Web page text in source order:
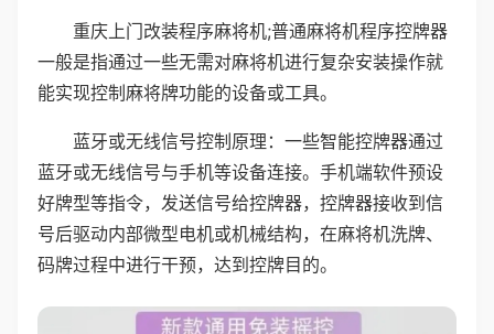
重庆上门改装程序麻将机;普通麻将机程序控牌器
一般是指通过一些无需对麻将机进行复杂安装操作就
能实现控制麻将牌功能的设备或工具。
蓝牙或无线信号控制原理：一些智能控牌器通过
蓝牙或无线信号与手机等设备连接。手机端软件预设
好牌型等指令，发送信号给控牌器，控牌器接收到信
号后驱动内部微型电机或机械结构，在麻将机洗牌、
码牌过程中进行干预，达到控牌目的。